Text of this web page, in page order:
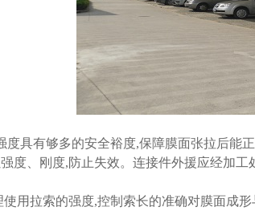
有够多的安全裕度,保障膜面张拉后能
度、刚度,防止失效。连接件外援应经加
拉索的强度,控制索长的准确对膜面成形